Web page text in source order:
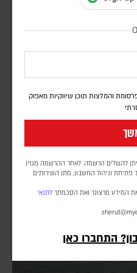
והמלצות תוכן שיווקיות מאפוק
להשלים הרשמה. לאחר ההרשמה מגזין
וניהול החשבון, מתן השירותים
המידע מרצונך ואת הסכמתך לתנאי
התחברו כאן
הפרלמנט באוגנדה אישר
כוח הייצוב
פסקין
הכוח הבין-לאומי עדיין לא
וכניסת המנהלת הפלסטינית